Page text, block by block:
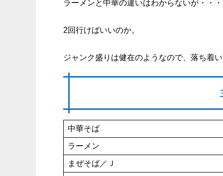
ラーメンと中華の違いはわからないが・・
2回行けばいいのか。
ジャンク盛りは健在のようなので、落ち着
中華そば
ラーメン
まぜそば／Ｊ